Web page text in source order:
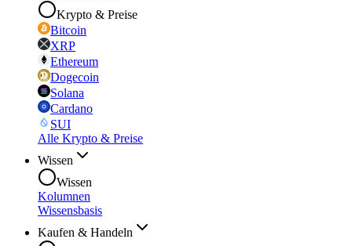
Krypto & Preise
Bitcoin
XRP
Ethereum
Dogecoin
Solana
Cardano
SUI
Alle Krypto & Preise
Wissen
Wissen
Kolumnen
Wissensbasis
Kaufen & Handeln